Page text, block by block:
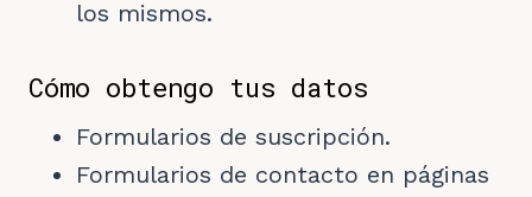
los mismos.
Cómo obtengo tus datos
Formularios de suscripción.
Formularios de contacto en páginas